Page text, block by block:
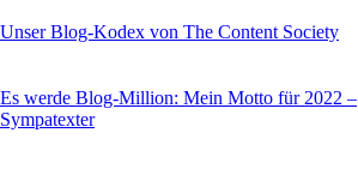
Unser Blog-Kodex von The Content Society
Es werde Blog-Million: Mein Motto für 2022 –
Sympatexter